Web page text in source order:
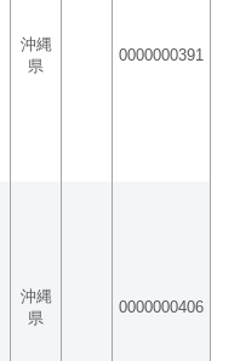
沖縄
県
0000000391
沖縄
県
0000000406